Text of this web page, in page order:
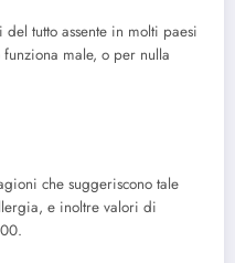
tutto assente in molti paesi
male, o per nulla
che suggeriscono tale
e inoltre valori di